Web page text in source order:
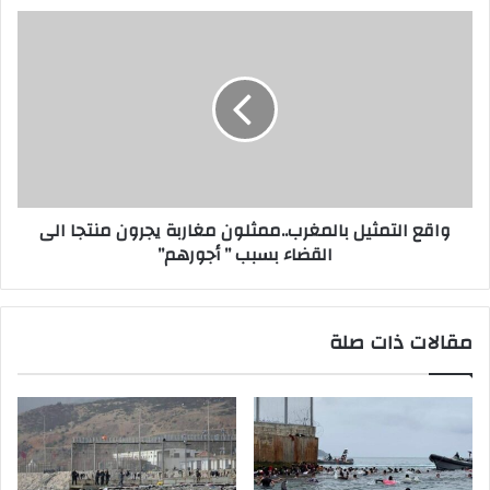
واقع التمثيل بالمغرب..ممثلون مغاربة يجرون منتجا الى
القضاء بسبب ” أجورهم”
مقالات ذات صلة